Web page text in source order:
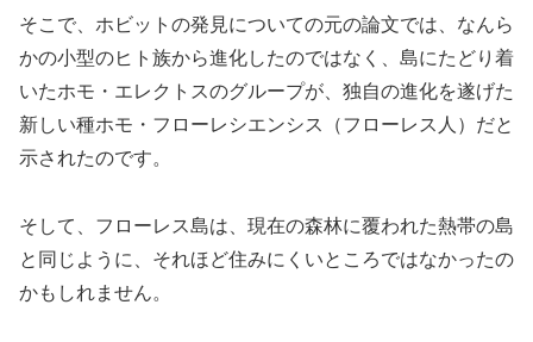
そこで、ホビットの発見についての元の論文では、なんら
かの小型のヒト族から進化したのではなく、島にたどり着
いたホモ・エレクトスのグループが、独自の進化を遂げた
新しい種ホモ・フローレシエンシス（フローレス人）だと
示されたのです。
そして、フローレス島は、現在の森林に覆われた熱帯の島
と同じように、それほど住みにくいところではなかったの
かもしれません。